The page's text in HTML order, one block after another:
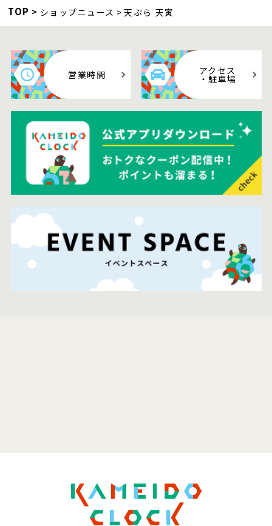
TOP ショップニュース 天ぷら 天寅
営業時間 アクセス
・駐車場